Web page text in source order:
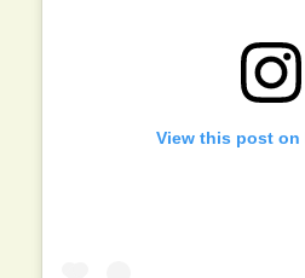
View this post on